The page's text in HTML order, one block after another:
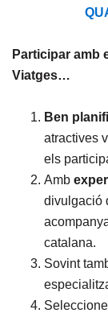
Participar amb
Viatges…
Ben
atractives
els
Amb
divulgació
catalana.
Sovint